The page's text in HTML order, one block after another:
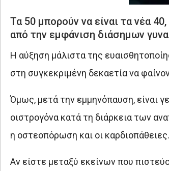
Τα 50 μπορούν να είναι τα νέα
από την εμφάνιση διάσημων
Η αύξηση μάλιστα της
στη συγκεκριμένη δεκαετία να
Όμως, μετά την εμμηνόπαυση, είναι
οιστρογόνα κατά τη διάρκεια των
η οστεοπόρωση και οι καρδιοπάθειες.
Αν είστε μεταξύ εκείνων που